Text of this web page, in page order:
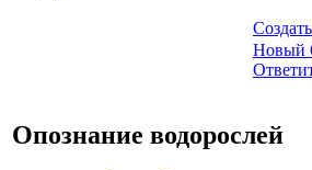
Новый
Опознание водорослей